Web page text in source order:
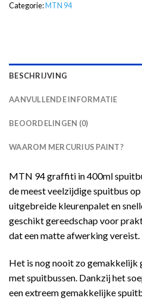
Categorie:MTN 94
BESCHRIJVING
AANVULLENDE INFORMATIE
BEOORDELINGEN (0)
WAAROM MERCURIUS PAINT?
MTN 94 graffiti in 400ml
de meest veelzijdige spuitbus
uitgebreide kleurenpalet en
geschikt gereedschap voor
dat een matte afwerking vereist.
Het is nog nooit zo gemakkelijk
met spuitbussen. Dankzij het
een extreem gemakkelijke